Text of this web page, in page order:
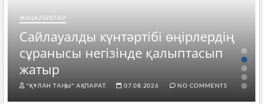
ЖАҢАЛЫҚТАР
Сайлауалды күнтәртібі өңірлердің
сұранысы негізінде қалыптасып
жатыр
"ҚҰЛАН ТАҢЫ" АҚПАРАТ. 07.08.2026 NO COMMENTS